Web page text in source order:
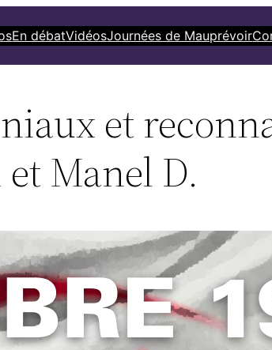
En débatVidéosJournées de Mauprévoir
et
Manel D.